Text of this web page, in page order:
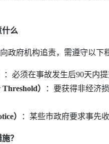
什么
府机构追责，需遵守以下
：必须在事故发生后90天内
）
：要获得非经济
） ：某些市政府要求事先
？